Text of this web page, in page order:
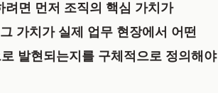
려면 먼저 조직의 핵심 가치가
가치가 실제 업무 현장에서 어떤
발현되는지를 구체적으로 정의해야